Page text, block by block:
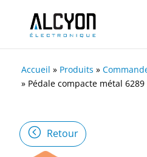
Accueil » Produits »
» Pédale compacte métal 6289
Retour